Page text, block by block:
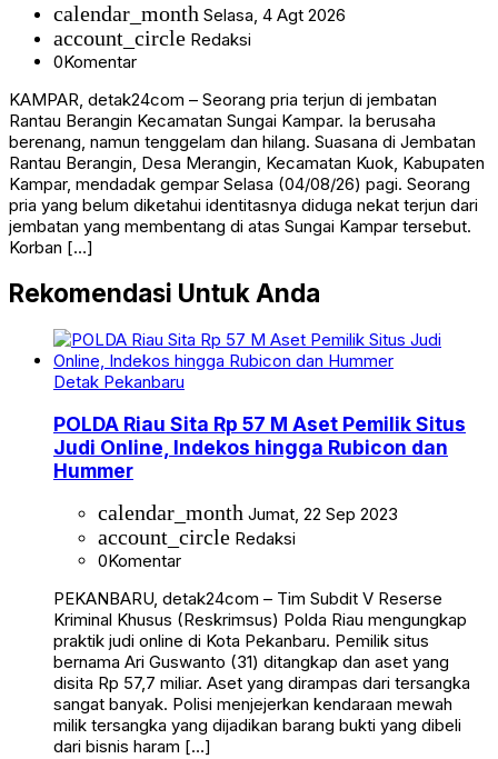
calendar_month Selasa, 4 Agt 2026
account_circle Redaksi
0Komentar
KAMPAR, detak24com – Seorang pria terjun di jembatan
Rantau Berangin Kecamatan Sungai Kampar. Ia berusaha
berenang, namun tenggelam dan hilang. Suasana di Jembatan
Rantau Berangin, Desa Merangin, Kecamatan Kuok, Kabupaten
Kampar, mendadak gempar Selasa (04/08/26) pagi. Seorang
pria yang belum diketahui identitasnya diduga nekat terjun dari
jembatan yang membentang di atas Sungai Kampar tersebut.
Korban […]
Rekomendasi Untuk Anda
Detak Pekanbaru
POLDA Riau Sita Rp 57 M Aset Pemilik Situs
Judi Online, Indekos hingga Rubicon dan
Hummer
calendar_month Jumat, 22 Sep 2023
account_circle Redaksi
0Komentar
PEKANBARU, detak24com – Tim Subdit V Reserse
Kriminal Khusus (Reskrimsus) Polda Riau mengungkap
praktik judi online di Kota Pekanbaru. Pemilik situs
bernama Ari Guswanto (31) ditangkap dan aset yang
disita Rp 57,7 miliar. Aset yang dirampas dari tersangka
sangat banyak. Polisi menjejerkan kendaraan mewah
milik tersangka yang dijadikan barang bukti yang dibeli
dari bisnis haram […]